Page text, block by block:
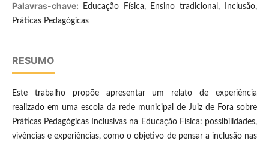
Palavras-chave:
Educação Física, Ensino tradicional, Inclusão,
Práticas Pedagógicas
RESUMO
Este trabalho propõe apresentar um relato de experiência
realizado em uma escola da rede municipal de Juiz de Fora sobre
Práticas Pedagógicas Inclusivas na Educação Física: possibilidades,
vivências e experiências, como o objetivo de pensar a inclusão nas